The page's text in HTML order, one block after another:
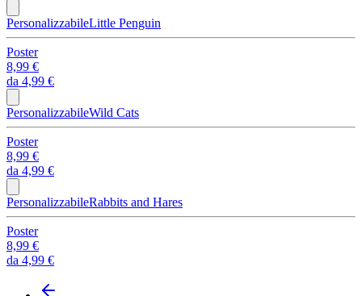
PersonalizzabileLittle Penguin
Poster
8,99 €
da 4,99 €
PersonalizzabileWild Cats
Poster
8,99 €
da 4,99 €
PersonalizzabileRabbits and Hares
Poster
8,99 €
da 4,99 €